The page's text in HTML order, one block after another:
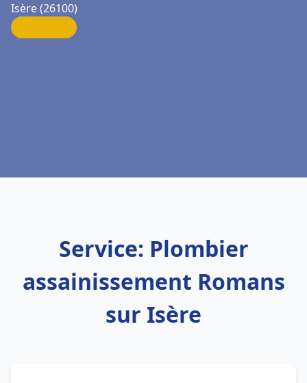
Isère (26100)
Service: Plombier
assainissement Romans
sur Isère